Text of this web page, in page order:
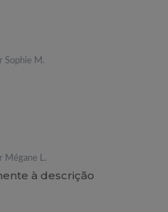
Sophie M.
Mégane L.
à descrição